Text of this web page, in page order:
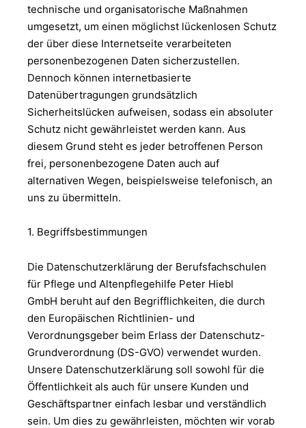
technische und organisatorische Maßnahmen
umgesetzt, um einen möglichst lückenlosen Schutz
der über diese Internetseite verarbeiteten
personenbezogenen Daten sicherzustellen.
Dennoch können internetbasierte
Datenübertragungen grundsätzlich
Sicherheitslücken aufweisen, sodass ein absoluter
Schutz nicht gewährleistet werden kann. Aus
diesem Grund steht es jeder betroffenen Person
frei, personenbezogene Daten auch auf
alternativen Wegen, beispielsweise telefonisch, an
uns zu übermitteln.
1. Begriffsbestimmungen
Die Datenschutzerklärung der Berufsfachschulen
für Pflege und Altenpflegehilfe Peter Hiebl
GmbH beruht auf den Begrifflichkeiten, die durch
den Europäischen Richtlinien- und
Verordnungsgeber beim Erlass der Datenschutz-
Grundverordnung (DS-GVO) verwendet wurden.
Unsere Datenschutzerklärung soll sowohl für die
Öffentlichkeit als auch für unsere Kunden und
Geschäftspartner einfach lesbar und verständlich
sein. Um dies zu gewährleisten, möchten wir vorab